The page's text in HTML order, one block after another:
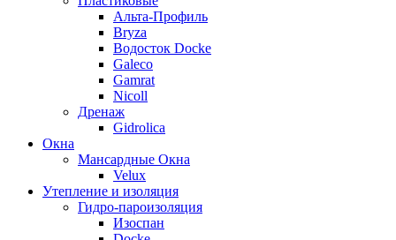
Альта-Профиль
Bryza
Водосток Docke
Galeco
Gamrat
Nicoll
Дренаж
Gidrolica
Окна
Мансардные Окна
Velux
Утепление и изоляция
Гидро-пароизоляция
Изоспан